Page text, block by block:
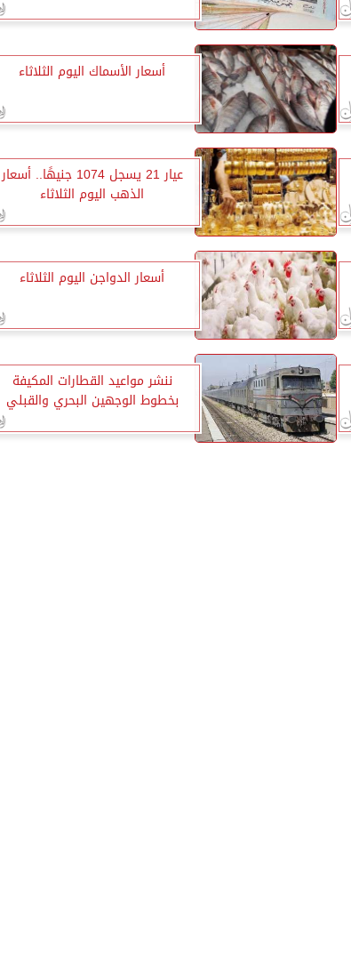
أسعار الأسماك اليوم الثلاثاء
عيار 21 يسجل 1074 جنيهًا.. أسعار
الذهب اليوم الثلاثاء
أسعار الدواجن اليوم الثلاثاء
ننشر مواعيد القطارات المكيفة
بخطوط الوجهين البحري والقبلي